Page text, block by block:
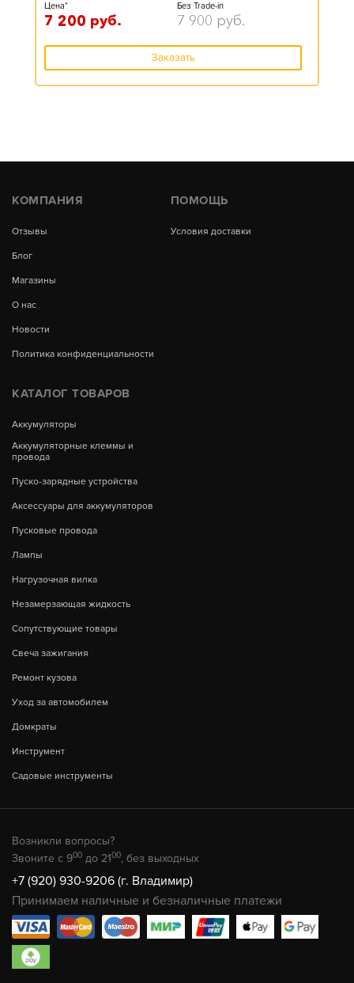
Цена*
7 200 руб.
Без Trade-in
7 900 руб.
Заказать
КОМПАНИЯ
Отзывы
Блог
Магазины
О нас
Новости
Политика конфиденциальности
ПОМОЩЬ
Условия доставки
КАТАЛОГ ТОВАРОВ
Аккумуляторы
Аккумуляторные клеммы и
провода
Пуско-зарядные устройства
Аксессуары для аккумуляторов
Пусковые провода
Лампы
Нагрузочная вилка
Незамерзающая жидкость
Сопутствующие товары
Свеча зажигания
Ремонт кузова
Уход за автомобилем
Домкраты
Инструмент
Садовые инструменты
Возникли вопросы?
Звоните с 900 до 2100, без выходных
+7 (920) 930-9206 (г. Владимир)
Принимаем наличные и безналичные платежи